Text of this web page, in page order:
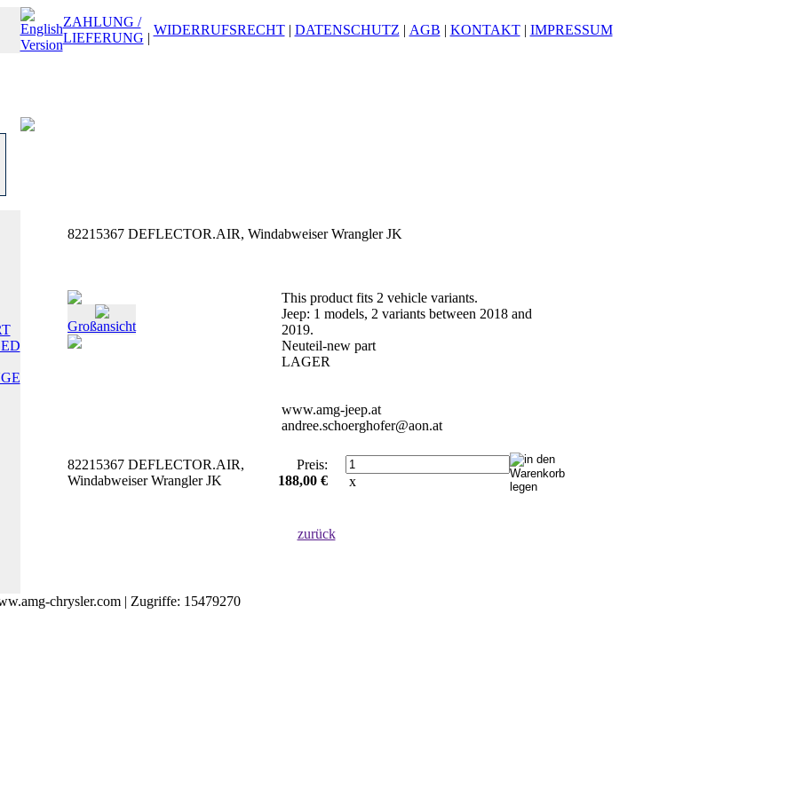
ZAHLUNG /
LIEFERUNG |
WIDERRUFSRECHT| DATENSCHUTZ | AGB | KONTAKT| IMPRESSUM
82215367 DEFLECTOR.AIR, Windabweiser Wrangler JK
Großansicht
This product fits 2 vehicle variants.
Jeep: 1 models, 2 variants between 2018 and
2019.
Neuteil-new part
LAGER
www.amg-jeep.at
andree.schoerghofer@aon.at
82215367 DEFLECTOR.AIR,
Windabweiser Wrangler JK
Preis:
188,00 €
x
zurück
chrysler.com | Zugriffe: 15479270